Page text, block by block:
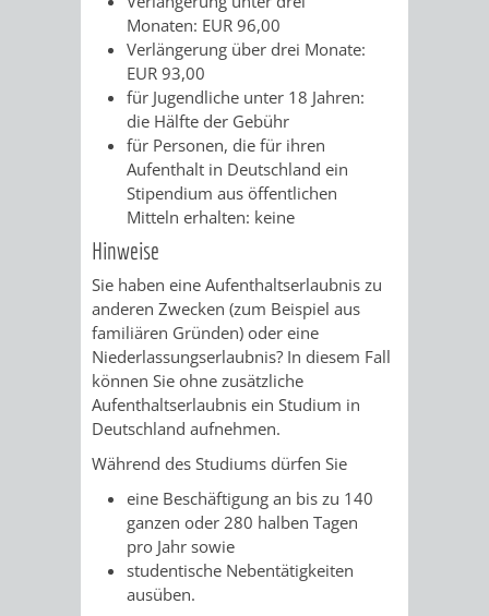
VERMIETUNG
RÄUMEN
/JÜDISCHE
SPUREN
IN
WEINHEIM
NOTRUFNUMMERN
UND
NOTDIENSTE
PARTEIEN
SOZIALE
EINRICHTUNGEN
&
BÄDER
VERANSTALTUNGSRÄUME
Monaten: EUR 96,00
Verlängerung über drei Monate:
EUR 93,00
für Jugendliche unter 18 Jahren:
die Hälfte der Gebühr
für Personen, die für ihren
Aufenthalt in Deutschland ein
Stipendium aus öffentlichen
Mitteln erhalten: keine
Hinweise
Sie haben eine Aufenthaltserlaubnis zu
anderen Zwecken (zum Beispiel aus
familiären Gründen) oder eine
Niederlassungserlaubnis? In diesem Fall
können Sie ohne zusätzliche
Aufenthaltserlaubnis ein Studium in
Deutschland aufnehmen.
Während des Studiums dürfen Sie
eine Beschäftigung an bis zu 140
ganzen oder 280 halben Tagen
pro Jahr sowie
studentische Nebentätigkeiten
ausüben.